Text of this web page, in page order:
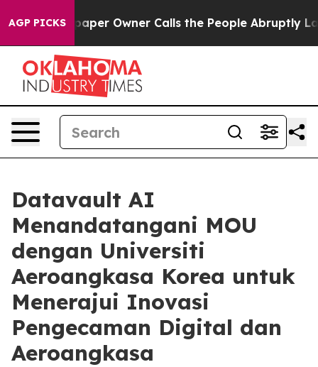
AGP PICKSOwner Calls the People Abruptly Laid off
Datavault AI
Menandatangani MOU
dengan Universiti
Aeroangkasa Korea untuk
Menerajui Inovasi
Pengecaman Digital dan
Aeroangkasa